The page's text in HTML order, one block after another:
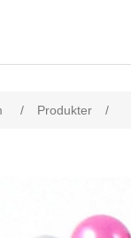
/ Produkter /